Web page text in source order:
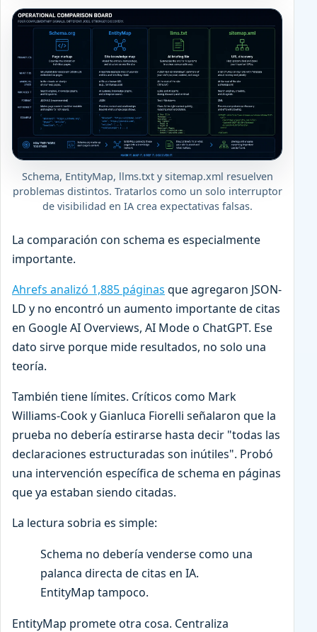
Schema, EntityMap, llms.txt y sitemap.xml resuelven
problemas distintos. Tratarlos como un solo interruptor
de visibilidad en IA crea expectativas falsas.
La comparación con schema es especialmente
importante.
Ahrefs analizó 1,885 páginas que agregaron JSON-
LD y no encontró un aumento importante de citas
en Google AI Overviews, AI Mode o ChatGPT. Ese
dato sirve porque mide resultados, no solo una
teoría.
También tiene límites. Críticos como Mark
Williams-Cook y Gianluca Fiorelli señalaron que la
prueba no debería estirarse hasta decir "todas las
declaraciones estructuradas son inútiles". Probó
una intervención específica de schema en páginas
que ya estaban siendo citadas.
La lectura sobria es simple:
Schema no debería venderse como una
palanca directa de citas en IA.
EntityMap tampoco.
EntityMap promete otra cosa. Centraliza